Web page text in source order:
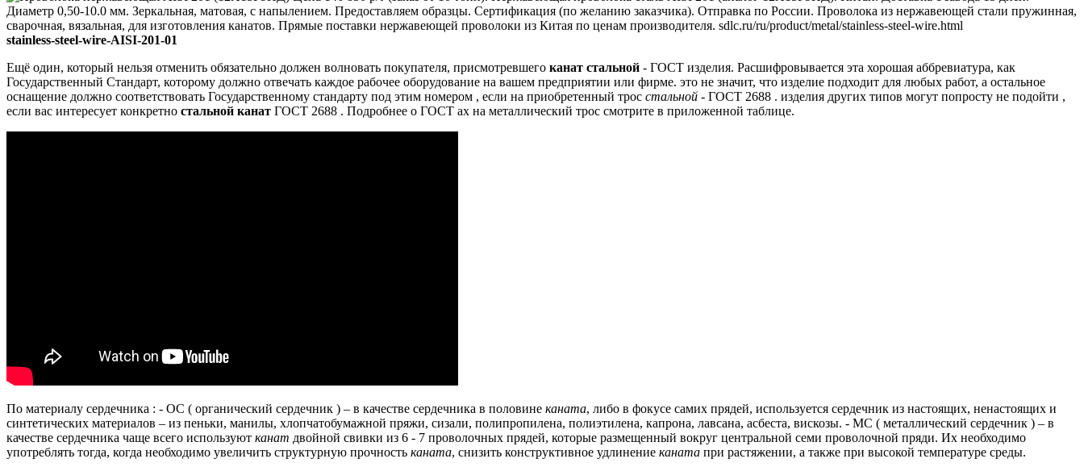
stainless-steel-wire-AISI-201-01
Ещё один, который нельзя отменить обязательно должен волновать покупателя, присмотревшего канат стальной - ГОСТ изделия. Расшифровывается эта хорошая аббревиатура, как
Государственный Стандарт, которому должно отвечать каждое рабочее оборудование на вашем предприятии или фирме. это не значит, что изделие подходит для любых работ, а остальное
оснащение должно соответствовать Государственному стандарту под этим номером , если на приобретенный трос стальной - ГОСТ 2688 . изделия других типов могут попросту не подойти ,
если вас интересует конкретно стальной канат ГОСТ 2688 . Подробнее о ГОСТ ах на металлический трос смотрите в приложенной таблице.
По материалу сердечника : - ОС ( органический сердечник ) – в качестве сердечника в половине каната, либо в фокусе самих прядей, используется сердечник из настоящих, ненастоящих и
синтетических материалов – из пеньки, манилы, хлопчатобумажной пряжи, сизали, полипропилена, полиэтилена, капрона, лавсана, асбеста, вискозы. - МС ( металлический сердечник ) – в
качестве сердечника чаще всего используют канат двойной свивки из 6 - 7 проволочных прядей, которые размещенный вокруг центральной семи проволочной пряди. Их необходимо
употреблять тогда, когда необходимо увеличить структурную прочность каната, снизить конструктивное удлинение каната при растяжении, а также при высокой температуре среды.